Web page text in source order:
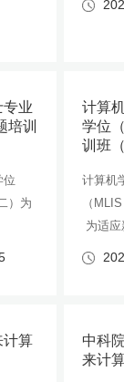
业
培训
位
）为
计算
学位
训班
计算机
（
为适
计算
中科
来计